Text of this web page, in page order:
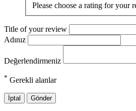
Please choose a rating for your
Title of your review
Adınız
Değerlendirmeniz
* Gerekli alanlar
İptal Gönder